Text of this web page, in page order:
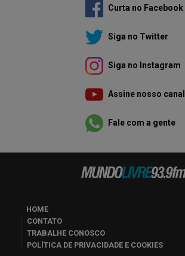
Curta no Facebook
Siga no Twitter
Siga no Instagram
Assine nosso canal
Fale com a gente
HOME
CONTATO
TRABALHE CONOSCO
POLÍTICA DE PRIVACIDADE E COOKIES